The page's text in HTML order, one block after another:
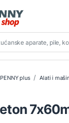
PENNY plus Alati i